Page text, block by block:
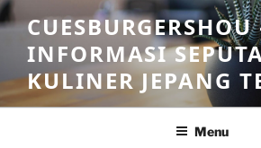
Skip
to
content
CUESBURGERSHOU
INFORMASI
KULINER JEPANG
Menu